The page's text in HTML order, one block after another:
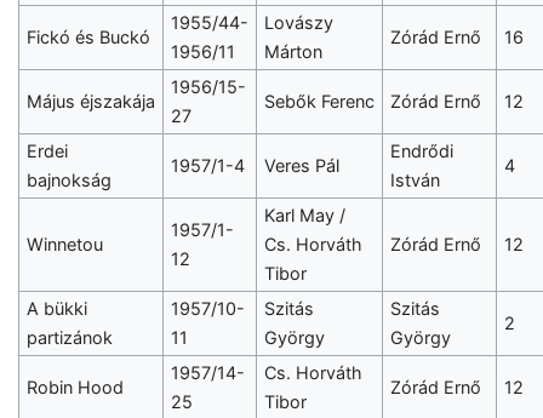
Fickó és Buckó
1955/44-
1956/11
Lovászy
Márton
Zórád Ernő 16
Május éjszakája
1956/15-
27
Sebők Ferenc Zórád Ernő 12
Erdei
bajnokság
1957/1-4 Veres Pál
Endrődi
István
4
Winnetou
1957/1-
12
Karl May /
Cs. Horváth
Tibor
Zórád Ernő 12
A bükki
partizánok
1957/10-
11
Szitás
György
Szitás
György
2
Robin Hood
1957/14-
25
Cs. Horváth
Tibor
Zórád Ernő 12